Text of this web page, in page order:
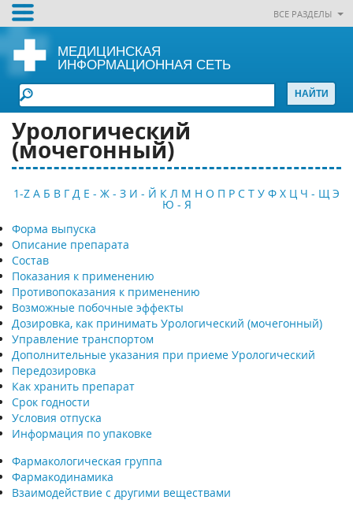
ВСЕ РАЗДЕЛЫ
МЕДИЦИНСКАЯ
ИНФОРМАЦИОННАЯ СЕТЬ
Урологический
(мочегонный)
1-Z А Б В Г Д Е - Ж - З И - Й К Л М Н О П Р С Т У Ф Х Ц Ч - Щ Э
Ю - Я
Форма выпуска
Описание препарата
Состав
Показания к применению
Противопоказания к применению
Возможные побочные эффекты
Дозировка, как принимать Урологический (мочегонный)
Управление транспортом
Дополнительные указания при приеме Урологический
Передозировка
Как хранить препарат
Срок годности
Условия отпуска
Информация по упаковке
Фармакологическая группа
Фармакодинамика
Взаимодействие с другими веществами